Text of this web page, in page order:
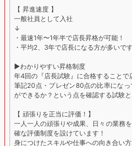
【 昇進速度 】
一般社員として入社
↓
・最速1年〜1年半で店長昇格が可能！
・平均2、3年で店長になる方が多いです
▶︎わかりやすい昇格制度
年4回の『店長試験』に合格することで
筆記20点・プレゼン80点の比率になっ
ができるか？という点を確認する試験と
【 頑張りを正当に評価！】
一人一人の頑張りや成果、日々の業務
確な評価制度を設けています！
身につけたスキルや仕事への向き合い方